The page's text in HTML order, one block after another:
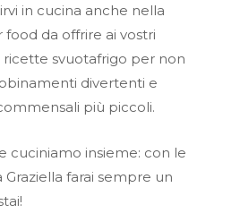
in cucina anche nella
da offrire ai vostri
ricette svuotafrigo per non
divertenti e
più piccoli.
cuciniamo insieme: con le
farai sempre un